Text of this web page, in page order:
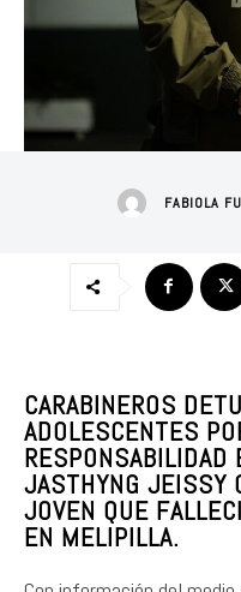
FABIOLA
CARABINEROS
ADOLESCENTES
RESPONSABILIDAD
JASTHYNG JEISSY
JOVEN QUE
EN MELIPILLA.